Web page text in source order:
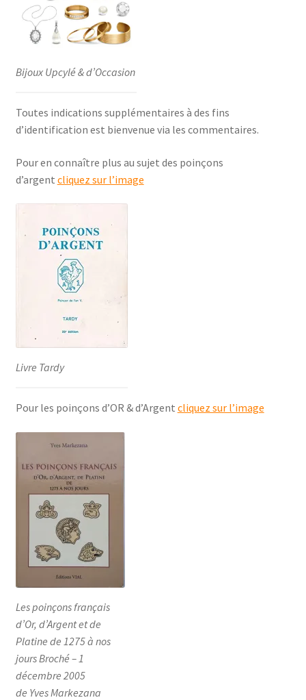
Bijoux Upcylé & d’Occasion
Toutes indications supplémentaires à des fins
d’identification est bienvenue via les commentaires.
Pour en connaître plus au sujet des poinçons
d’argent cliquez sur l’image
Livre Tardy
Pour les poinçons d’OR & d’Argent cliquez sur l’image
Les poinçons français
d’Or, d’Argent et de
Platine de 1275 à nos
jours Broché – 1
décembre 2005
de Yves Markezana